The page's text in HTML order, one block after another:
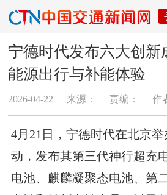
宁德时代发布六大创新
能源出行与补能体验
2026-04-22 来源： 责编： 作
4月21日，宁德时代在北京
动，发布其第三代神行超充
电池、麒麟凝聚态电池、第